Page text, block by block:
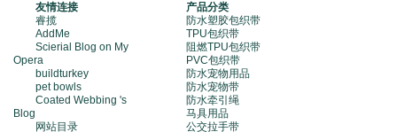
友情连接
睿揽
AddMe
Scierial Blog on My
Opera
buildturkey
pet bowls
Coated Webbing 's
Blog
网站目录
产品分类
防水塑胶包织带
TPU包织带
阻燃TPU包织带
PVC包织带
防水宠物用品
防水宠物带
防水牵引绳
马具用品
公交拉手带